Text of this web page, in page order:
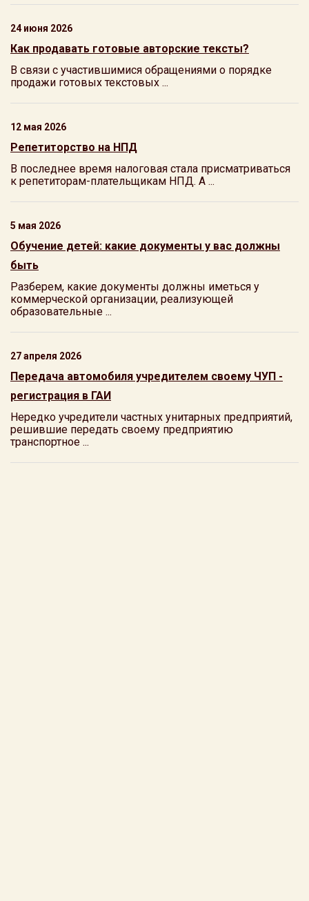
24 июня 2026
Как продавать готовые авторские тексты?
В связи с участившимися обращениями о порядке
продажи готовых текстовых ...
12 мая 2026
Репетиторство на НПД
В последнее время налоговая стала присматриваться
к репетиторам-плательщикам НПД. А ...
5 мая 2026
Обучение детей: какие документы у вас должны
быть
Разберем, какие документы должны иметься у
коммерческой организации, реализующей
образовательные ...
27 апреля 2026
Передача автомобиля учредителем своему ЧУП -
регистрация в ГАИ
Нередко учредители частных унитарных предприятий,
решившие передать своему предприятию
транспортное ...